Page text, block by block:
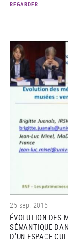
REGARDER
25 sep. 2015
ÉVOLUTION DES
SÉMANTIQUE
D'UN ESPACE